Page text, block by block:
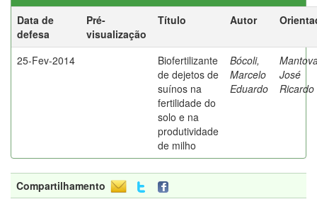
Data de
defesa
Pré-
visualização
Título Autor
25-Fev-2014
Biofertilizante
de dejetos de
suínos na
fertilidade do
solo e na
produtividade
de milho
Bócoli,
Marcelo
Eduardo
José
Ricardo
Compartilhamento